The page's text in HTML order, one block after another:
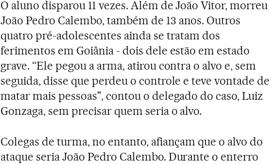
O aluno disparou 11 vezes. Além de João Vitor, morreu
João Pedro Calembo, também de 13 anos. Outros
quatro pré-adolescentes ainda se tratam dos
ferimentos em Goiânia - dois dele estão em estado
grave. “Ele pegou a arma, atirou contra o alvo e, sem
seguida, disse que perdeu o controle e teve vontade de
matar mais pessoas", contou o delegado do caso, Luiz
Gonzaga, sem precisar quem seria o alvo.
Colegas de turma, no entanto, afiançam que o alvo do
ataque seria João Pedro Calembo. Durante o enterro